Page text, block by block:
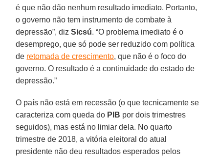
é que não dão nenhum resultado imediato. Portanto,
o governo não tem instrumento de combate à
depressão”, dizSicsú. “O problema imediato é o
desemprego, que só pode ser reduzido com política
de retomada de crescimento, que não é o foco do
governo. O resultado é a continuidade do estado de
depressão.”
O país não está em recessão (o que tecnicamente se
caracteriza com queda do PIB por dois trimestres
seguidos), mas está no limiar dela. No quarto
trimestre de 2018, a vitória eleitoral do atual
presidente não deu resultados esperados pelos